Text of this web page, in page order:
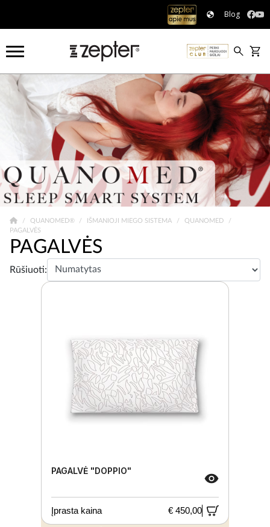
Blog
QUANOMED® IŠMANIOJI MIEGO SISTEMA
QUANOMED
PAGALVĖS
PAGALVĖS
Rūšiuoti:
PAGALVĖ "DOPPIO"
Įprasta kaina € 450,00